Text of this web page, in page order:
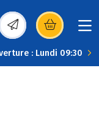
dans une
: Lundi 09:30